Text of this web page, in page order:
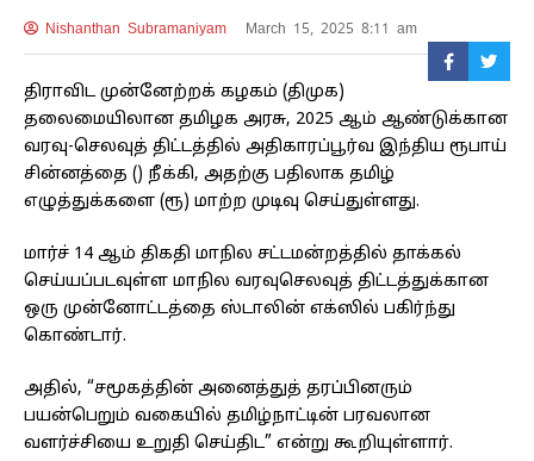
Nishanthan Subramaniyam March 15, 2025 8:11 am
திராவிட முன்னேற்றக் கழகம் (திமுக)
தலைமையிலான தமிழக அரசு, 2025 ஆம் ஆண்டுக்கான
வரவு-செலவுத் திட்டத்தில் அதிகாரப்பூர்வ இந்திய ரூபாய்
சின்னத்தை (₹) நீக்கி, அதற்கு பதிலாக தமிழ்
எழுத்துக்களை (ரூ) மாற்ற முடிவு செய்துள்ளது.
மார்ச் 14 ஆம் திகதி மாநில சட்டமன்றத்தில் தாக்கல்
செய்யப்படவுள்ள மாநில வரவுசெலவுத் திட்டத்துக்கான
ஒரு முன்னோட்டத்தை ஸ்டாலின் எக்ஸில் பகிர்ந்து
கொண்டார்.
அதில், “சமூகத்தின் அனைத்துத் தரப்பினரும்
பயன்பெறும் வகையில் தமிழ்நாட்டின் பரவலான
வளர்ச்சிய‍ை உறுதி செய்திட” என்று கூறியுள்ளார்.